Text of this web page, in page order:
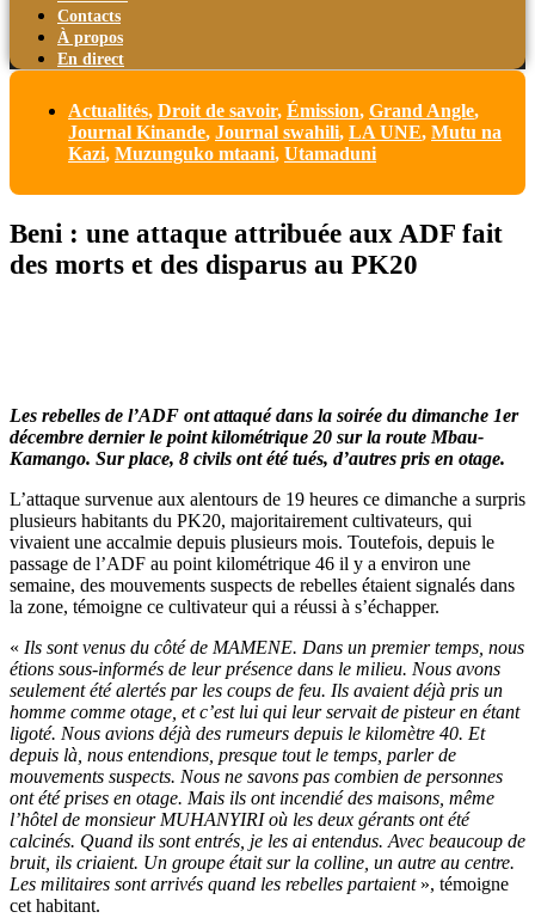
Contacts
À propos
En direct
Actualités, Droit de savoir, Émission, Grand Angle,
Journal Kinande, Journal swahili, LA UNE, Mutu na
Kazi, Muzunguko mtaani, Utamaduni
Beni : une attaque attribuée aux ADF fait
des morts et des disparus au PK20
Les rebelles de l’ADF ont attaqué dans la soirée du dimanche 1er
décembre dernier le point kilométrique 20 sur la route Mbau-
Kamango. Sur place, 8 civils ont été tués, d’autres pris en otage.
L’attaque survenue aux alentours de 19 heures ce dimanche a surpris
plusieurs habitants du PK20, majoritairement cultivateurs, qui
vivaient une accalmie depuis plusieurs mois. Toutefois, depuis le
passage de l’ADF au point kilométrique 46 il y a environ une
semaine, des mouvements suspects de rebelles étaient signalés dans
la zone, témoigne ce cultivateur qui a réussi à s’échapper.
« Ils sont venus du côté de MAMENE. Dans un premier temps, nous
étions sous-informés de leur présence dans le milieu. Nous avons
seulement été alertés par les coups de feu. Ils avaient déjà pris un
homme comme otage, et c’est lui qui leur servait de pisteur en étant
ligoté. Nous avions déjà des rumeurs depuis le kilomètre 40. Et
depuis là, nous entendions, presque tout le temps, parler de
mouvements suspects. Nous ne savons pas combien de personnes
ont été prises en otage. Mais ils ont incendié des maisons, même
l’hôtel de monsieur MUHANYIRI où les deux gérants ont été
calcinés. Quand ils sont entrés, je les ai entendus. Avec beaucoup de
bruit, ils criaient. Un groupe était sur la colline, un autre au centre.
Les militaires sont arrivés quand les rebelles partaient», témoigne
cet habitant.